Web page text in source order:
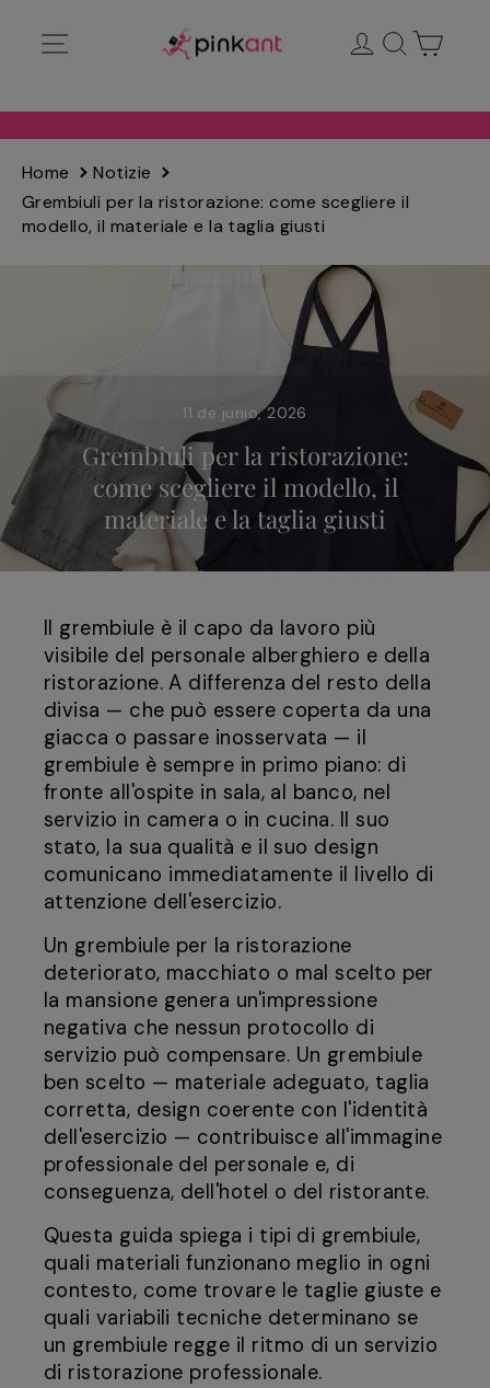
directamente
Ingresar
Buscar
Home
Notizie
Grembiuli per la ristorazione: come scegliere il
modello, il materiale e la taglia giusti
11 de junio, 2026
Grembiuli per la ristorazione:
come scegliere il modello, il
materiale e la taglia giusti
Il grembiule è il capo da lavoro più
visibile del personale alberghiero e della
ristorazione. A differenza del resto della
divisa — che può essere coperta da una
giacca o passare inosservata — il
grembiule è sempre in primo piano: di
fronte all'ospite in sala, al banco, nel
servizio in camera o in cucina. Il suo
stato, la sua qualità e il suo design
comunicano immediatamente il livello di
attenzione dell'esercizio.
Un grembiule per la ristorazione
deteriorato, macchiato o mal scelto per
la mansione genera un'impressione
negativa che nessun protocollo di
servizio può compensare. Un grembiule
ben scelto — materiale adeguato, taglia
corretta, design coerente con l'identità
dell'esercizio — contribuisce all'immagine
professionale del personale e, di
conseguenza, dell'hotel o del ristorante.
Questa guida spiega i tipi di grembiule,
quali materiali funzionano meglio in ogni
contesto, come trovare le taglie giuste e
quali variabili tecniche determinano se
un grembiule regge il ritmo di un servizio
di ristorazione professionale.